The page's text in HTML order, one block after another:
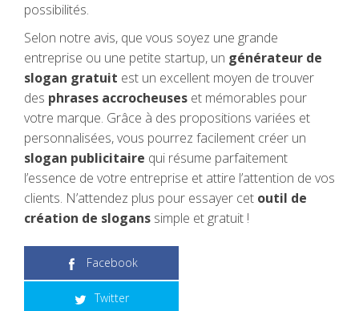
possibilités.
Selon notre avis, que vous soyez une grande
entreprise ou une petite startup, un générateur de
slogan gratuit est un excellent moyen de trouver
des phrases accrocheuses et mémorables pour
votre marque. Grâce à des propositions variées et
personnalisées, vous pourrez facilement créer un
slogan publicitaire qui résume parfaitement
l’essence de votre entreprise et attire l’attention de vos
clients. N’attendez plus pour essayer cet outil de
création de slogans simple et gratuit !
Facebook
Twitter